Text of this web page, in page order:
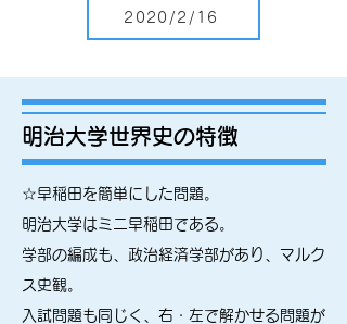
2020/2/16
明治大学世界史の特徴
☆早稲田を簡単にした問題。
明治大学はミニ早稲田である。
学部の編成も、政治経済学部があり、マルク
ス史観。
入試問題も同じく、右・左で解かせる問題が